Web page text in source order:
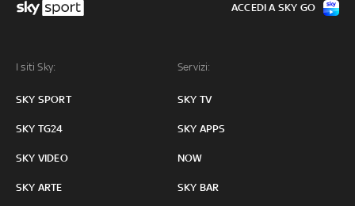
I siti Sky:
SKY SPORT
SKY TG24
SKY VIDEO
SKY ARTE
Servizi:
SKY TV
SKY APPS
NOW
SKY BAR
ACCEDI A SKY GO